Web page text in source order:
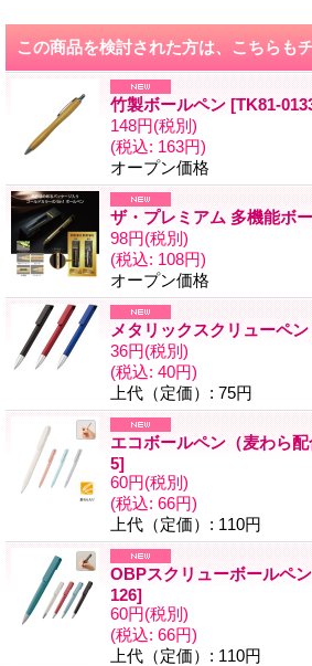
この商品を検討された方は、こちらも
竹製ボールペン [TK81-
148円(税別)
(税込: 163円)
オープン価格
ザ・プレミアム 多機能ボ
98円(税別)
(税込: 108円)
オープン価格
メタリックスクリューペン
36円(税別)
(税込: 40円)
上代（定価） : 75円
エコボールペン（麦わら配
5]
60円(税別)
(税込: 66円)
上代（定価） : 110円
OBPスクリューボールペ
126]
60円(税別)
(税込: 66円)
上代（定価） : 110円